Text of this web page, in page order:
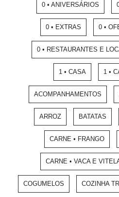
0 • ANIVERSÁRIOS
0 • EXTRAS 0 •
0 • RESTAURANTES E
1 • CASA 1 •
ACOMPANHAMENTOS
ARROZ BATATAS
CARNE • FRANGO
CARNE • VACA E
COGUMELOS COZINHA